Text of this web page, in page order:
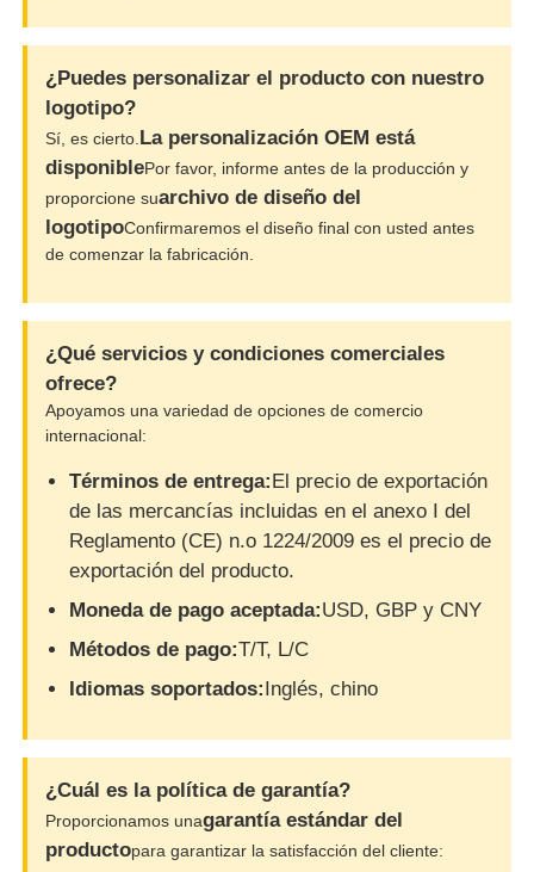
¿Puedes personalizar el producto con nuestro
logotipo?
Sí, es cierto. La personalización OEM está
disponiblePor favor, informe antes de la producción y
proporcione suarchivo de diseño del
logotipoConfirmaremos el diseño final con usted antes
de comenzar la fabricación.
¿Qué servicios y condiciones comerciales
ofrece?
Apoyamos una variedad de opciones de comercio
internacional:
Términos de entrega:El precio de exportación
de las mercancías incluidas en el anexo I del
Reglamento (CE) n.o 1224/2009 es el precio de
exportación del producto.
Moneda de pago aceptada:USD, GBP y CNY
Métodos de pago:T/T, L/C
Idiomas soportados:Inglés, chino
¿Cuál es la política de garantía?
Proporcionamos unagarantía estándar del
productopara garantizar la satisfacción del cliente: